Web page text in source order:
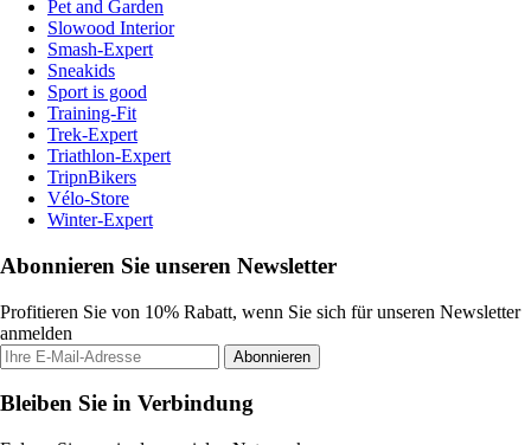
Pet and Garden
Slowood Interior
Smash-Expert
Sneakids
Sport is good
Training-Fit
Trek-Expert
Triathlon-Expert
TripnBikers
Vélo-Store
Winter-Expert
Abonnieren Sie unseren Newsletter
Profitieren Sie von 10% Rabatt, wenn Sie sich für unseren Newsletter
anmelden
Abonnieren
Bleiben Sie in Verbindung